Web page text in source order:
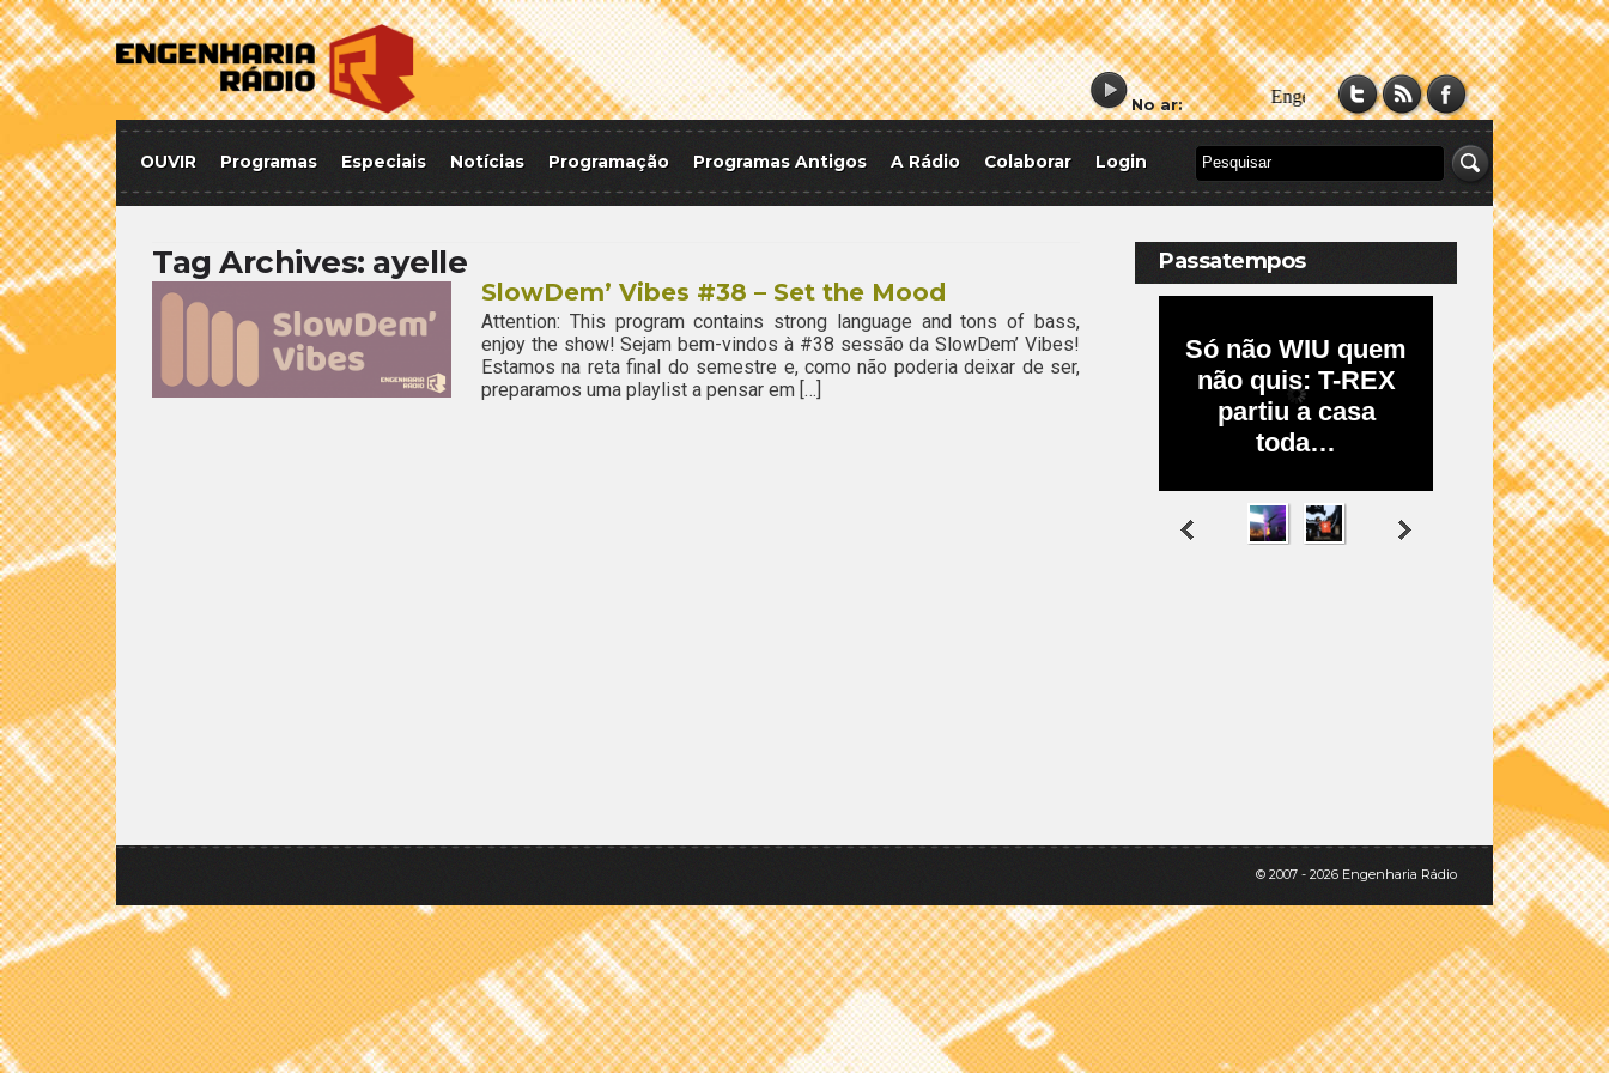
No ar:
OUVIR Programas Especiais Notícias Programação Programas Antigos A Rádio Colaborar Login
Tag Archives: ayelle
SlowDem’ Vibes #38 – Set the Mood
Attention: This program contains strong language and tons of bass,
enjoy the show! Sejam bem-vindos à #38 sessão da SlowDem’ Vibes!
Estamos na reta final do semestre e, como não poderia deixar de ser,
preparamos uma playlist a pensar em […]
Passatempos
© 2007 - 2026 Engenharia Rádio